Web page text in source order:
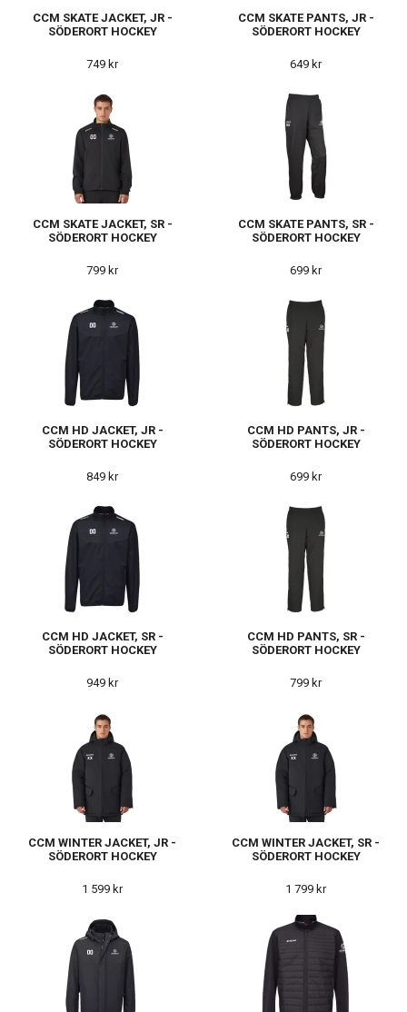
CCM SKATE JACKET, JR -
SÖDERORT HOCKEY
749 kr
CCM SKATE PANTS, JR -
SÖDERORT HOCKEY
649 kr
CCM SKATE JACKET, SR -
SÖDERORT HOCKEY
799 kr
CCM SKATE PANTS, SR -
SÖDERORT HOCKEY
699 kr
CCM HD JACKET, JR -
SÖDERORT HOCKEY
849 kr
CCM HD PANTS, JR -
SÖDERORT HOCKEY
699 kr
CCM HD JACKET, SR -
SÖDERORT HOCKEY
949 kr
CCM HD PANTS, SR -
SÖDERORT HOCKEY
799 kr
CCM WINTER JACKET, JR -
SÖDERORT HOCKEY
1 599 kr
CCM WINTER JACKET, SR -
SÖDERORT HOCKEY
1 799 kr